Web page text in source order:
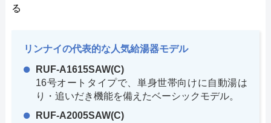
る
リンナイの代表的な人気給湯器モデル
RUF-A1615SAW(C)
16号オートタイプで、単身世帯向けに自動湯は
り・追いだき機能を備えたベーシックモデル。
RUF-A2005SAW(C)